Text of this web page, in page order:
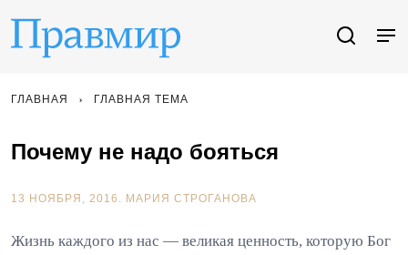
ГЛАВНАЯ ГЛАВНАЯ ТЕМА
Почему не надо бояться
13 НОЯБРЯ, 2016. МАРИЯ СТРОГАНОВА
Жизнь каждого из нас — великая ценность, которую Бог